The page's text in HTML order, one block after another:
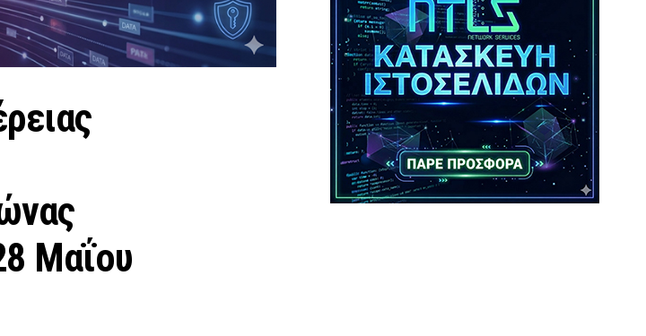
Μαΐου